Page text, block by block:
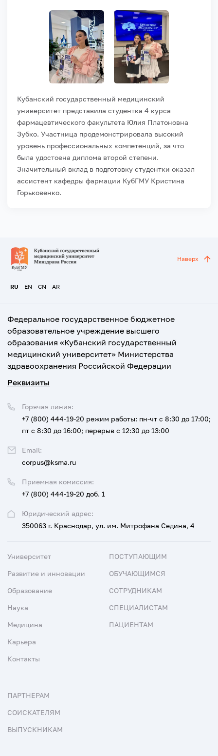
Кубанский государственный медицинский
университет представила студентка 4 курса
фармацевтического факультета Юлия Платоновна
Зубко. Участница продемонстрировала высокий
уровень профессиональных компетенций, за что
была удостоена диплома второй степени.
Значительный вклад в подготовку студентки оказал
ассистент кафедры фармации КубГМУ Кристина
Горьковенко.
RU EN CN AR
Наверх
Федеральное государственное бюджетное
образовательное учреждение высшего
образования «Кубанский государственный
медицинский университет» Министерства
здравоохранения Российской Федерации
Реквизиты
Юридический адрес:
350063 г. Краснодар, ул. им. Митрофана Седина, 4
Приемная комиссия:
+7 (800) 444-19-20 доб. 1
Горячая линия:
+7 (800) 444-19-20 режим работы: пн-чт с 8:30 до 17:00;
пт с 8:30 до 16:00; перерыв с 12:30 до 13:00
Email:
corpus@ksma.ru
Университет
Развитие и инновации
Образование
Наука
Медицина
Карьера
Контакты
ПОСТУПАЮЩИМ
ОБУЧАЮЩИМСЯ
СОТРУДНИКАМ
СПЕЦИАЛИСТАМ
ПАЦИЕНТАМ
ПАРТНЕРАМ
СОИСКАТЕЛЯМ
ВЫПУСКНИКАМ